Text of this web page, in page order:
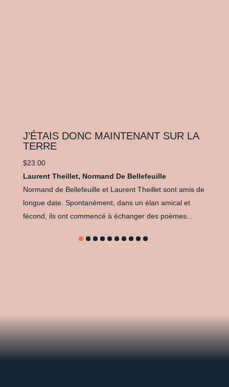
J’ÉTAIS DONC MAINTENANT SUR LA
TERRE
$23.00
Laurent Theillet, Normand De Bellefeuille
Normand de Bellefeuille et Laurent Theillet sont amis de
longue date. Spontanément, dans un élan amical et
fécond, ils ont commencé à échanger des poèmes...